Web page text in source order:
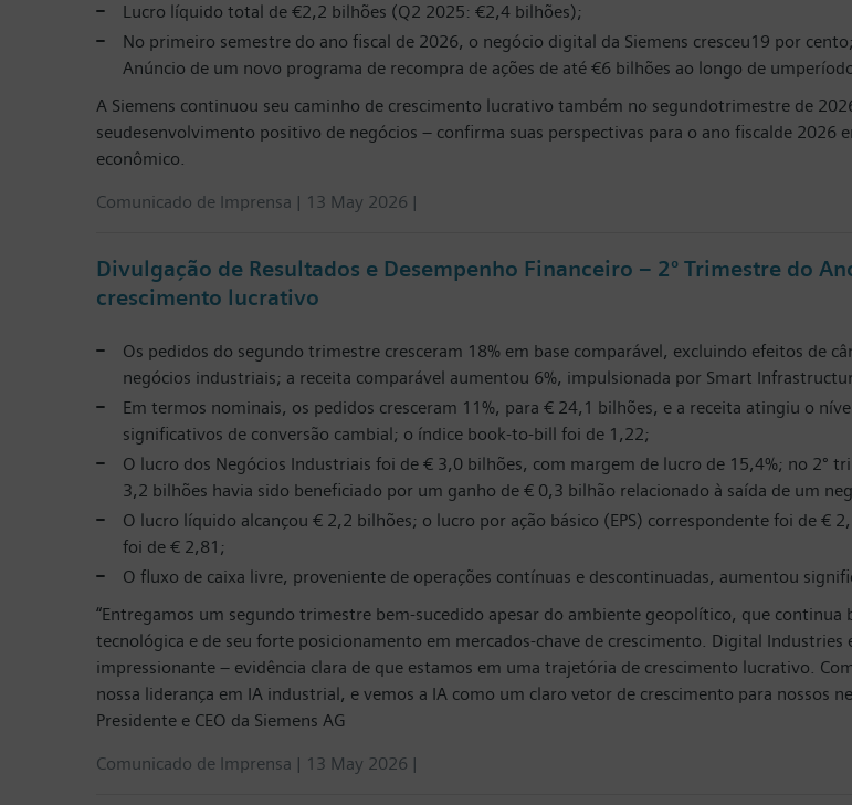
Lucro líquido total de €2,2 bilhões (Q2 2025: €2,4 bilhões);
No primeiro semestre do ano fiscal de 2026, o negócio digital da Siemens cresceu19 por
Anúncio de um novo programa de recompra de ações de até €6 bilhões ao longo de
A Siemens continuou seu caminho de crescimento lucrativo também no segundotrimestre de
seudesenvolvimento positivo de negócios – confirma suas perspectivas para o ano fiscalde
econômico.
Comunicado de Imprensa | 13 May 2026 |
Divulgação de Resultados e Desempenho Financeiro – 2º Trimestre do
crescimento lucrativo
Os pedidos do segundo trimestre cresceram 18% em base comparável, excluindo efeitos de
negócios industriais; a receita comparável aumentou 6%, impulsionada por Smart
Em termos nominais, os pedidos cresceram 11%, para € 24,1 bilhões, e a receita atingiu o
significativos de conversão cambial; o índice book-to-bill foi de 1,22;
O lucro dos Negócios Industriais foi de € 3,0 bilhões, com margem de lucro de 15,4%; no 2º
3,2 bilhões havia sido beneficiado por um ganho de € 0,3 bilhão relacionado à saída de um
O lucro líquido alcançou € 2,2 bilhões; o lucro por ação básico (EPS) correspondente foi de €
foi de € 2,81;
O fluxo de caixa livre, proveniente de operações contínuas e descontinuadas, aumentou
“Entregamos um segundo trimestre bem-sucedido apesar do ambiente geopolítico, que continua
tecnológica e de seu forte posicionamento em mercados-chave de crescimento. Digital
impressionante – evidência clara de que estamos em uma trajetória de crescimento lucrativo.
nossa liderança em IA industrial, e vemos a IA como um claro vetor de crescimento para nossos
Presidente e CEO da Siemens AG
Comunicado de Imprensa | 13 May 2026 |